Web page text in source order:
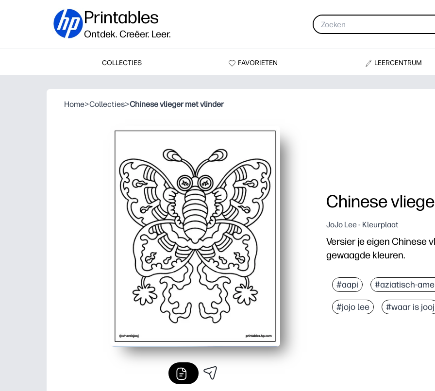
Printables
Ontdek. Creëer. Leer.
COLLECTIES FAVORIETEN LEERCENTRUM
Home>Collecties>Chinese vlieger met vlinder
Chinese
JoJo Lee - Kleurplaat
Versier je eigen Chinese
gewaagde kleuren.
Print-and-Go kleurplaat
Houdt kinderen
Opent een kort
#aapi #aziatisch-
#jojo lee #waar is jooj